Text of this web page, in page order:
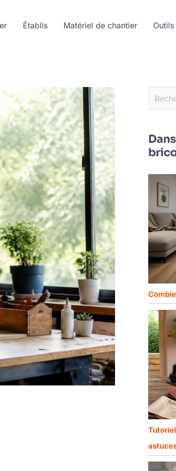
Établis Matériel de chantier